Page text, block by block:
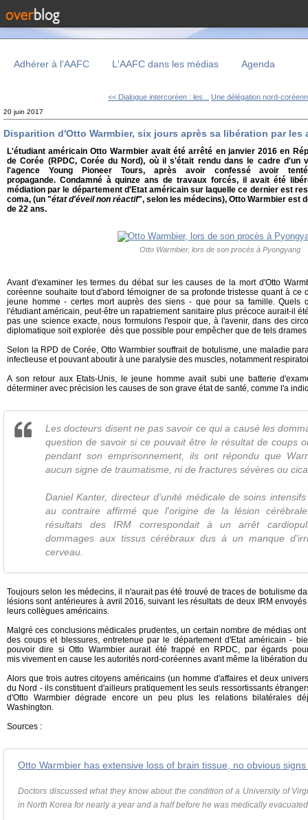
Adhérer à l'AAFC L'AAFC dans les médias Agenda
<< Dialogue intercoréen : les... Une délégation nord-
20 juin 2017
Disparition d'Otto Warmbier, six jours après sa libération par
L'étudiant américain Otto Warmbier avait été arrêté en janvier 2016 en
de Corée (RPDC, Corée du Nord), où il s'était rendu dans le cadre d'un
l'agence Young Pioneer Tours, après avoir confessé avoir
propagande. Condamné à quinze ans de travaux forcés, il avait été
médiation par le département d'Etat américain sur laquelle ce dernier est
coma, (un "état d'éveil non réactif", selon les médecins), Otto Warmbier est
de 22 ans.
Otto Warmbier, lors de son procès à Pyongyang
Avant d'examiner les termes du débat sur les causes de la mort d'Otto
coréenne souhaite tout d'abord témoigner de sa profonde tristesse quant à ce
jeune homme - certes mort auprès des siens - que pour sa famille. Quels
l'étudiant américain, peut-être un rapatriement sanitaire plus précoce aurait-il
pas une science exacte, nous formulons l'espoir que, à l'avenir, dans des
diplomatique soit explorée dès que possible pour empêcher que de tels
Selon la RPD de Corée, Otto Warmbier souffrait de botulisme, une maladie
infectieuse et pouvant aboutir à une paralysie des muscles, notamment
A son retour aux Etats-Unis, le jeune homme avait subi une batterie
déterminer avec précision les causes de son grave état de santé, comme l'a
Les docteurs disent ne pas savoir ce qui a causé les
question de savoir si ce pouvait être le résultat de coups
pendant son emprisonnement, ils ont répondu que
aucun signe de traumatisme, ni de fractures sévères ou
Daniel Kanter, directeur d'unité médicale de soins
au contraire affirmé que l'origine de la lésion
résultats des IRM correspondait à un arrêt
dommages aux tissus cérébraux dus à un manque
cerveau.
Toujours selon les médecins, il n'aurait pas été trouvé de traces de botulisme
lésions sont antérieures à avril 2016, suivant les résultats de deux IRM
leurs collègues américains.
Malgré ces conclusions médicales prudentes, un certain nombre de médias
des coups et blessures, entretenue par le département d'Etat américain -
pouvoir dire si Otto Warmbier aurait été frappé en RPDC, par égards
mis vivement en cause les autorités nord-coréennes avant même la libération
Alors que trois autres citoyens américains (un homme d'affaires et deux
du Nord - ils constituent d'ailleurs pratiquement les seuls ressortissants
d'Otto Warmbier dégrade encore un peu plus les relations bilatérales
Washington.
Sources :
Otto Warmbier has extensive loss of brain tissue, no obvious
Doctors discussed what they know about the condition of a University of
in North Korea for nearly a year and a half before he was medically